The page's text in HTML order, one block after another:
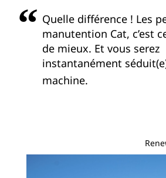
Quelle différence ! Les
manutention Cat, c’est
de mieux. Et vous serez
instantanément
machine.